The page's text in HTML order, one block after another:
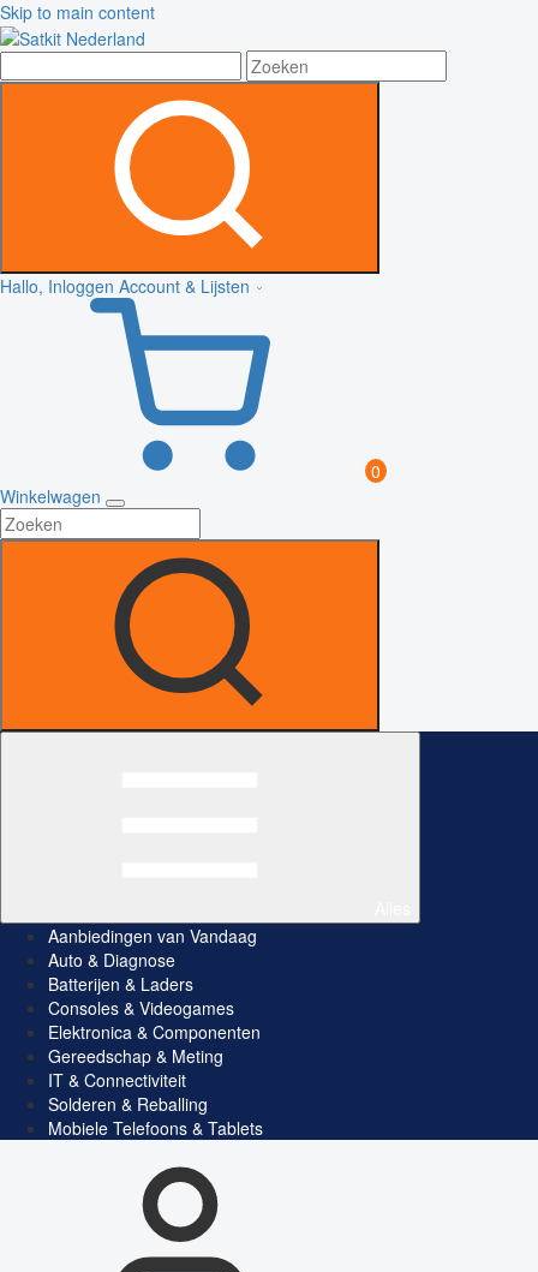
Skip to main content
Hallo, Inloggen Account & Lijsten
0
Winkelwagen
Aanbiedingen van Vandaag
Auto & Diagnose
Batterijen & Laders
Consoles & Videogames
Elektronica & Componenten
Gereedschap & Meting
IT & Connectiviteit
Solderen & Reballing
Mobiele Telefoons & Tablets